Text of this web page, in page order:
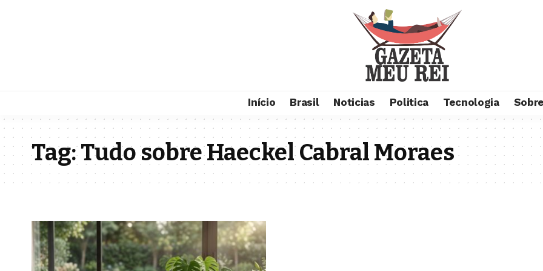
Início Brasil Noticias Politica Tecnologia
Tag:Tudo sobre Haeckel Cabral Moraes